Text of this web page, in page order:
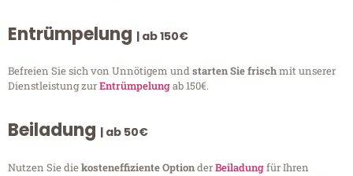
Entrümpelung | ab 150€
Befreien Sie sich von Unnötigem undstarten Sie frischmit unserer
Dienstleistung zurEntrümpelungab 150€.
Beiladung | ab 50€
Nutzen Sie diekosteneffiziente OptionderBeiladungfür Ihren